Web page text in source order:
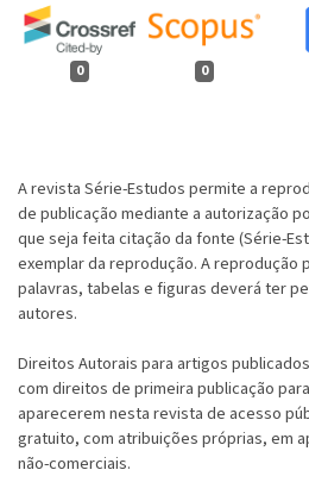
0 0
A revista Série-Estudos permite a
de publicação mediante a autorização
que seja feita citação da fonte (Série-
exemplar da reprodução. A reprodução
palavras, tabelas e figuras deverá ter
autores.
Direitos Autorais para artigos
com direitos de primeira publicação
aparecerem nesta revista de acesso
gratuito, com atribuições próprias, em
não-comerciais.